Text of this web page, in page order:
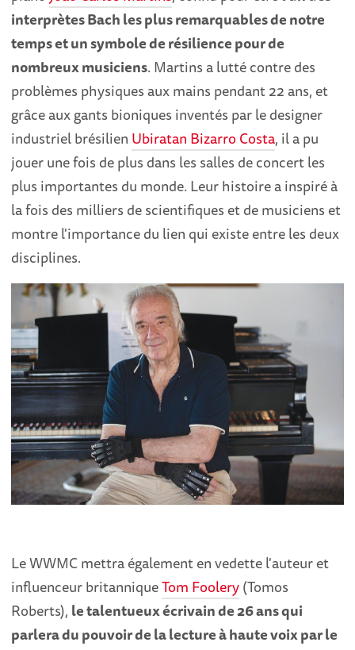
interprètes Bach les plus remarquables de notre
temps et un symbole de résilience pour de
nombreux musiciens. Martins a lutté contre des
problèmes physiques aux mains pendant 22 ans, et
grâce aux gants bioniques inventés par le designer
industriel brésilien Ubiratan Bizarro Costa, il a pu
jouer une fois de plus dans les salles de concert les
plus importantes du monde. Leur histoire a inspiré à
la fois des milliers de scientifiques et de musiciens et
montre l'importance du lien qui existe entre les deux
disciplines.
Le WWMC mettra également en vedette l'auteur et
influenceur britanniqueTom Foolery(Tomos
Roberts), le talentueux écrivain de 26 ans qui
parlera du pouvoir de la lecture à haute voix par le